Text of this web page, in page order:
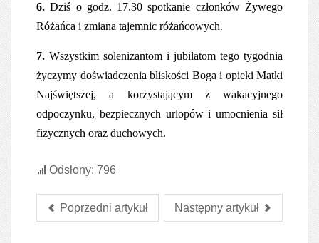
6. Dziś o godz. 17.30 spotkanie członków Żywego
Różańca i zmiana tajemnic różańcowych.
7. Wszystkim solenizantom i jubilatom tego tygodnia
życzymy doświadczenia bliskości Boga i opieki Matki
Najświętszej, a korzystającym z wakacyjnego
odpoczynku, bezpiecznych urlopów i umocnienia sił
fizycznych oraz duchowych.
Odsłony: 796
Poprzedni artykuł Następny artykuł